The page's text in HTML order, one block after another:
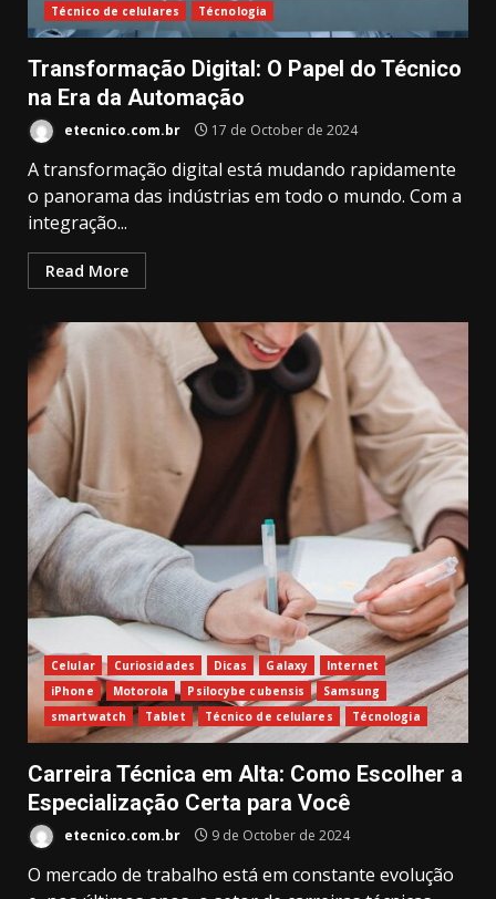
Técnico de celulares
Técnologia
Transformação Digital: O Papel do Técnico
na Era da Automação
etecnico.com.br 17 de October de 2024
A transformação digital está mudando rapidamente
o panorama das indústrias em todo o mundo. Com a
integração...
Read More
Celular Curiosidades Dicas Galaxy
Internet
iPhone
Motorola Psilocybe cubensis
Samsung
smartwatch
Tablet Técnico de celulares Técnologia
Carreira Técnica em Alta: Como Escolher a
Especialização Certa para Você
etecnico.com.br 9 de October de 2024
O mercado de trabalho está em constante evolução